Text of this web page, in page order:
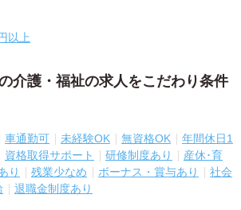
以上
介護・福祉の求人をこだわり条件
車通勤可 未経験OK 無資格OK
年間休日1
資格取得サポート 研修制度あり
産休･育
り
残業少なめ ボーナス・賞与あり
社会
退職金制度あり